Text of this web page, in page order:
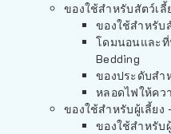
ของใช้สำหรับสัตว์เลี้
ของใช้สำหรับ
โดมนอนและที่
Bedding
ของประดับสำ
หลอดไฟให้คว
ของใช้สำหรับผู้เลี้ยง
ของใช้สำหรับ